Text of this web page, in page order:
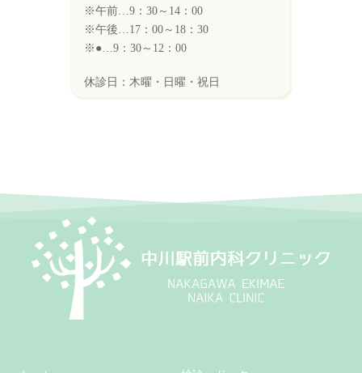
※午前…9：30～14：00
※午後…17：00～18：30
※●…9：30～12：00
休診日：木曜・日曜・祝日